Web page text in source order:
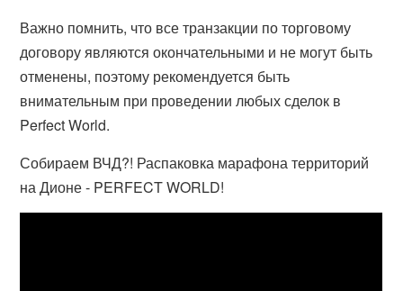
Важно помнить, что все транзакции по торговому
договору являются окончательными и не могут быть
отменены, поэтому рекомендуется быть
внимательным при проведении любых сделок в
Perfect World.
Собираем ВЧД?! Распаковка марафона территорий
на Дионе - PERFECT WORLD!